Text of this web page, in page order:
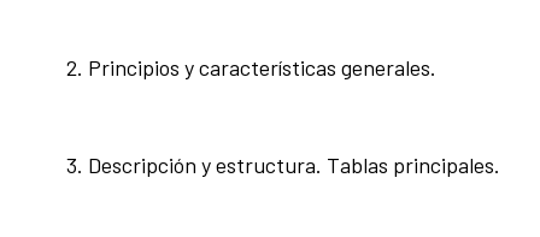
Principios y características generales.
Descripción y estructura. Tablas principales.